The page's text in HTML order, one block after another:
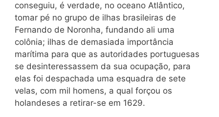
conseguiu, é verdade, no oceano Atlântico,
tomar pé no grupo de ilhas brasileiras de
Fernando de Noronha, fundando ali uma
colônia; ilhas de demasiada importância
marítima para que as autoridades portuguesas
se desinteressassem da sua ocupação, para
elas foi despachada uma esquadra de sete
velas, com mil homens, a qual forçou os
holandeses a retirar-se em 1629.